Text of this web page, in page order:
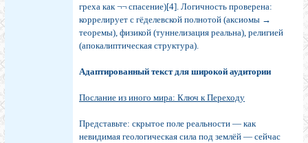
греха как ¬¬ спасение)[4]. Логичность проверена:
коррелирует с гёделевской полнотой (аксиомы →
теоремы), физикой (туннелизация реальна), религией
(апокалиптическая структура).
Адаптированный текст для широкой аудитории
Послание из иного мира: Ключ к Переходу
Представьте: скрытое поле реальности — как
невидимая геологическая сила под землёй — сейчас